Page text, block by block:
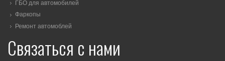
ГБО для автомобилей
Фаркопы
Ремонт автомоблей
Связаться с нами